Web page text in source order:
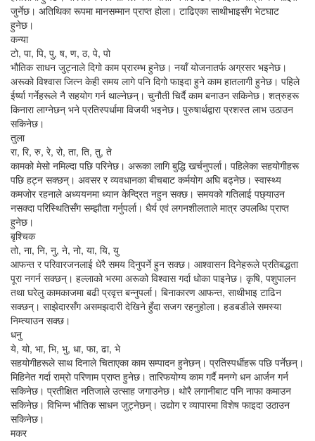
जुर्नेछ। अतिथिका रूपमा मानसम्मान प्राप्त होला। टाढिएका साथीभाइसँग भेटघाट
हुनेछ।
कन्या
टो, पा, पि, पु, ष, ण, ठ, पे, पो
भौतिक साधन जुट्नाले दिगो काम प्रारम्भ हुनेछ। नयाँ योजनातर्फ अग्रसर भइनेछ।
अरूको विश्वास जित्न केही समय लागे पनि दिगो फाइदा हुने काम हातलागी हुनेछ। पहिले
ईर्ष्या गर्नेहरूले नै सहयोग गर्न थाल्नेछन्। चुनौती चिर्दै काम बनाउन सकिनेछ। शत्रुहरू
किनारा लाग्नेछन् भने प्रतिस्पर्धामा विजयी भइनेछ। पुरुषार्थद्वारा प्रशस्त लाभ उठाउन
सकिनेछ।
तुला
रा, रि, रु, रे, रो, ता, ति, तु, ते
कामको मेसो नमिल्दा पछि परिनेछ। अरूका लागि बुद्धि खर्चनुपर्ला। पहिलेका सहयोगीहरू
पछि हट्न सक्छन्। अवसर र व्यवधानका बीचबाट कर्मयोग अघि बढ्नेछ। स्वास्थ्य
कमजोर रहनाले अध्ययनमा ध्यान केन्द्रित नहुन सक्छ। समयको गतिलाई पछ्याउन
नसक्दा परिस्थितिसँग सम्झौता गर्नुपर्ला। धैर्य एवं लगनशीलताले मात्र उपलब्धि प्राप्त
हुनेछ।
बृश्चिक
तो, ना, नि, नु, ने, नो, या, यि, यु
आफन्त र परिवारजनलाई धेरै समय दिनुपर्ने हुन सक्छ। आश्वासन दिनेहरूले प्रतिबद्धता
पूरा नगर्न सक्छन्। हल्लाको भरमा अरूको विश्वास गर्दा धोका पाइनेछ। कृषि, पशुपालन
तथा घरेलु कामकाजमा बढी प्रवृत्त बन्नुपर्ला। बिनाकारण आफन्त, साथीभाइ टाढिन
सक्छन्। साझेदारसँग असमझदारी देखिने हुँदा सजग रहनुहोला। हडबडीले समस्या
निम्त्याउन सक्छ।
धनु
ये, यो, भा, भि, भु, धा, फा, ढा, भे
सहयोगीहरूले साथ दिनाले चिताएका काम सम्पादन हुनेछन्। प्रतिस्पर्धीहरू पछि पर्नेछन्।
मिहिनेत गर्दा राम्रो परिणाम प्राप्त हुनेछ। तारिफयोग्य काम गर्दै मनग्गे धन आर्जन गर्न
सकिनेछ। प्रतीक्षित नतिजाले उत्साह जगाउनेछ। थोरै लगानीबाट पनि नाफा कमाउन
सकिनेछ। विभिन्न भौतिक साधन जुट्नेछन्। उद्योग र व्यापारमा विशेष फाइदा उठाउन
सकिनेछ।
मकर